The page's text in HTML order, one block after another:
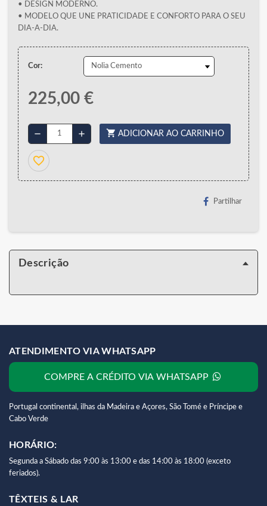
• DESIGN MODERNO.
• MODELO QUE UNE PRATICIDADE E CONFORTO PARA O SEU
DIA-A-DIA.
Cor:
225,00 €
remove add shopping_cart ADICIONAR AO CARRINHO
favorite_border
Partilhar
Descrição
ATENDIMENTO VIA WHATSAPP
COMPRE A CRÉDITO VIA WHATSAPP
Portugal continental, ilhas da Madeira e Açores, São Tomé e Príncipe e
Cabo Verde
HORÁRIO:
Segunda a Sábado das 9:00 às 13:00 e das 14:00 às 18:00 (exceto
feriados).
TÊXTEIS & LAR